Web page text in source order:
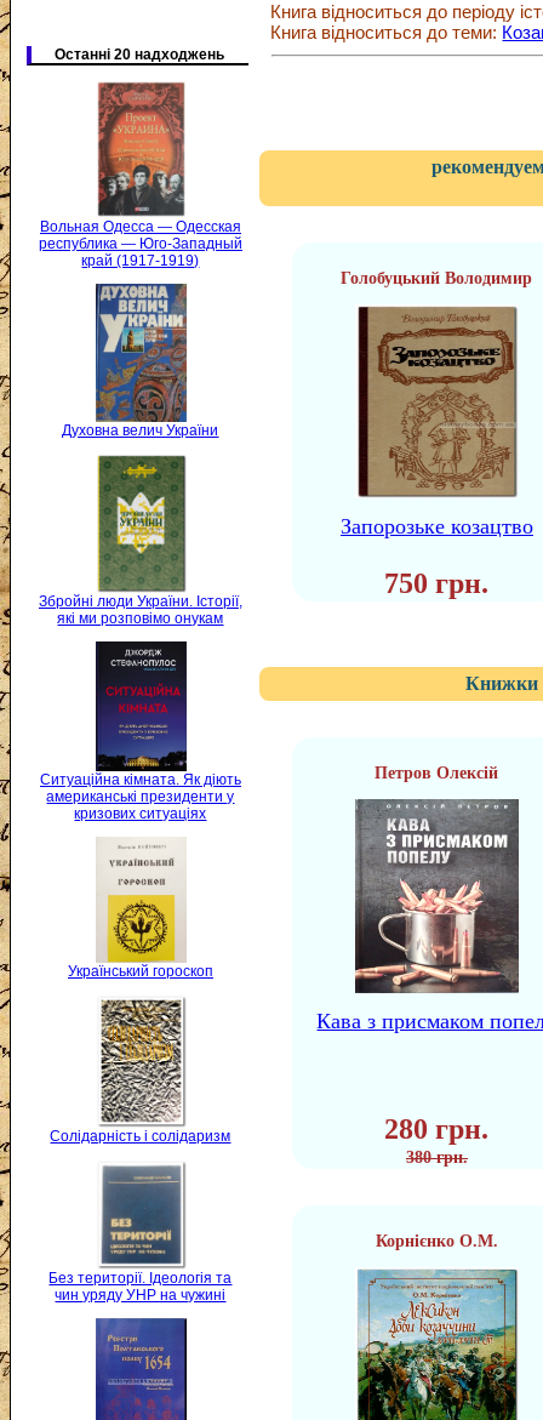
Останні 20 надходжень
Вольная Одесса — Одесская
республика — Юго-Западный
край (1917-1919)
Духовна велич України
Збройні люди України. Історії,
які ми розповімо онукам
Ситуаційна кімната. Як діють
американські президенти у
кризових ситуаціях
Український гороскоп
Солідарність і солідаризм
Без території. Ідеологія та
чин уряду УНР на чужині
Книга відноситься до періоду
Книга відноситься до теми:
Голобуцький Володимир
Запорозьке козацтво
750 грн.
Книжки
Петров Олексій
Кава з присмаком
280 грн.
380 грн.
Корнієнко О.М.